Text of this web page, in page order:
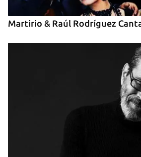
Martirio & Raúl Rodríguez